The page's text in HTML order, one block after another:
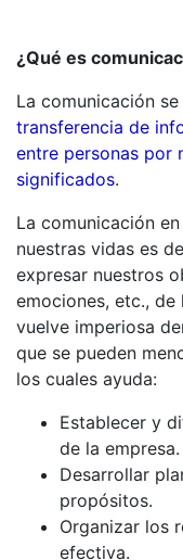
¿Qué es
La comunicación
transferencia de
entre personas por
significados.
La comunicación
nuestras vidas es
expresar nuestros
emociones, etc., de
vuelve imperiosa
que se pueden
los cuales ayuda:
Establecer y
de la empresa.
Desarrollar
propósitos.
Organizar los
efectiva.